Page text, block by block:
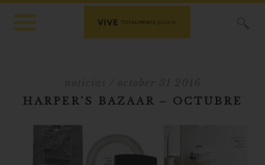
HARPER’S BAZAAR – OCTUBRE